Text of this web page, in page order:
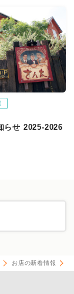
らせ 2025-2026
お店の新着情報